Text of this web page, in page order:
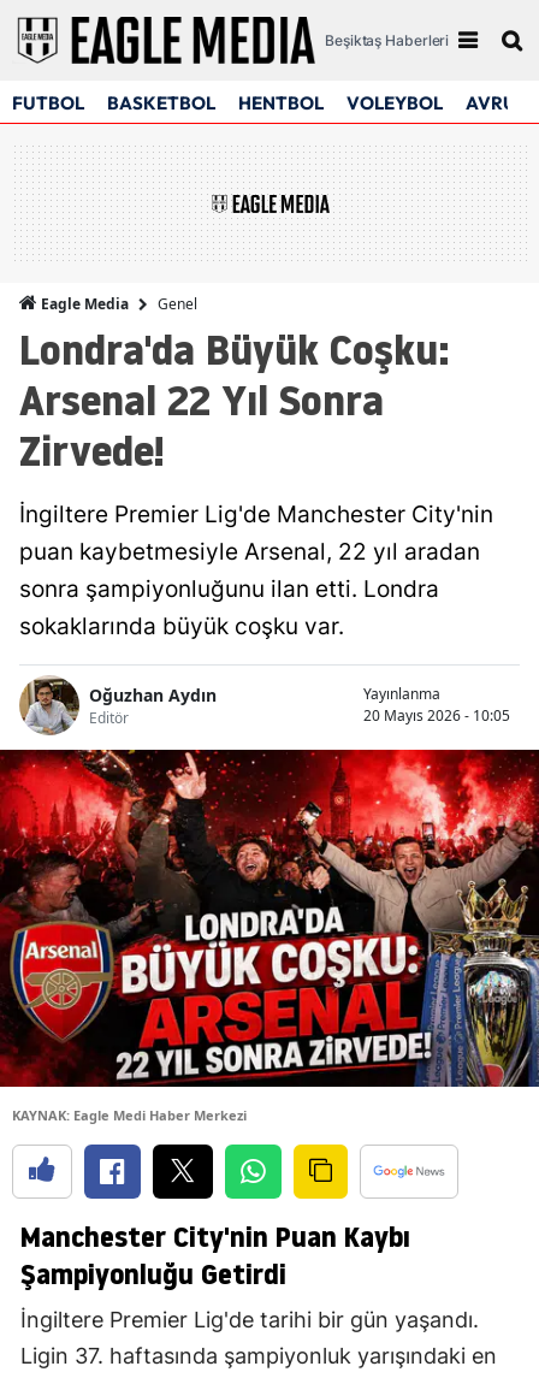
Beşiktaş Haberleri
FUTBOL BASKETBOL HENTBOL VOLEYBOL
Eagle Media Genel
Londra'da Büyük Coşku:
Arsenal 22 Yıl Sonra
Zirvede!
İngiltere Premier Lig'de Manchester City'nin
puan kaybetmesiyle Arsenal, 22 yıl aradan
sonra şampiyonluğunu ilan etti. Londra
sokaklarında büyük coşku var.
Oğuzhan Aydın
Editör
Yayınlanma
20 Mayıs 2026 - 10:05
KAYNAK: Eagle Medi Haber Merkezi
Manchester City'nin Puan Kaybı
Şampiyonluğu Getirdi
İngiltere Premier Lig'de tarihi bir gün yaşandı.
Ligin 37. haftasında şampiyonluk yarışındaki en